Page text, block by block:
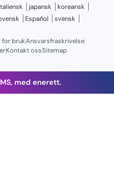
japansk
koreansk
Español
svensk
for brukAnsvarsfraskrivelse
Kontakt ossSitemap
med enerett.